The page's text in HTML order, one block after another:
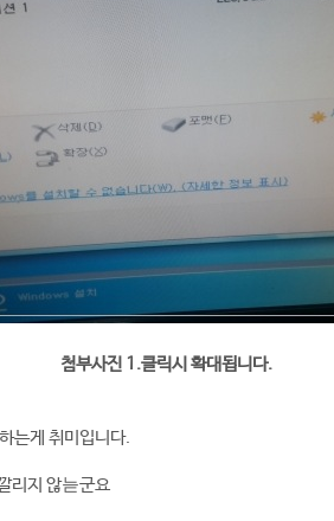
첨부사진 1.클릭시 확대됩니다.
는게 취미입니다.
리지 않늗군요